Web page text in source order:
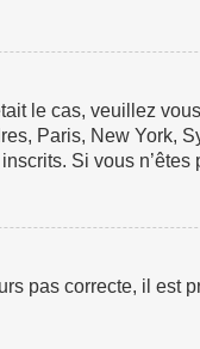
le cas, veuillez
Paris, New York,
Si vous n’êtes
pas correcte, il est